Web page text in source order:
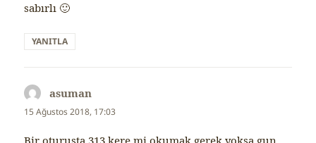
sabırlı 🙂
YANITLA
asuman
ki:
15 Ağustos 2018, 17:03